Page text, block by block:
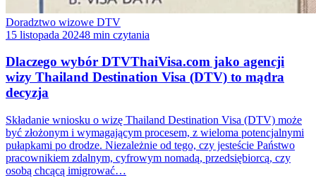
Doradztwo wizowe DTV
15 listopada 20248 min czytania
Dlaczego wybór DTVThaiVisa.com jako agencji
wizy Thailand Destination Visa (DTV) to mądra
decyzja
Składanie wniosku o wizę Thailand Destination Visa (DTV) może
być złożonym i wymagającym procesem, z wieloma potencjalnymi
pułapkami po drodze. Niezależnie od tego, czy jesteście Państwo
pracownikiem zdalnym, cyfrowym nomadą, przedsiębiorcą, czy
osobą chcącą imigrować…